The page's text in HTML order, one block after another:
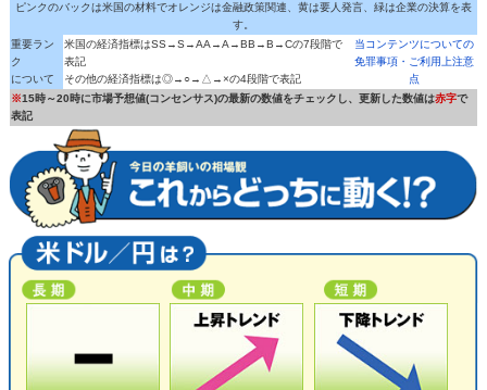
ピンクのバックは米国の材料でオレンジは金融政策関連、黄は要人発言、緑は企業の決算を表
す。
重要ラン
ク
について
米国の経済指標はSS→S→AA→A→BB→B→Cの7段階で
表記
その他の経済指標は◎→○→△→×の4段階で表記
当コンテンツについての
免罪事項・ご利用上注意
点
※15時～20時に市場予想値(コンセンサス)の最新の数値をチェックし、更新した数値は赤字で
表記